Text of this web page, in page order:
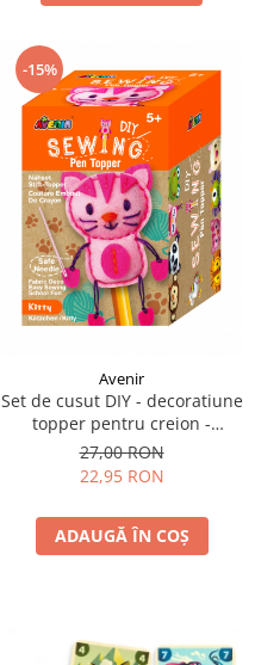
-15%
Avenir
Set de cusut DIY - decoratiune
topper pentru creion -
Pisicuta
27,00 RON
22,95 RON
ADAUGĂ ÎN COȘ